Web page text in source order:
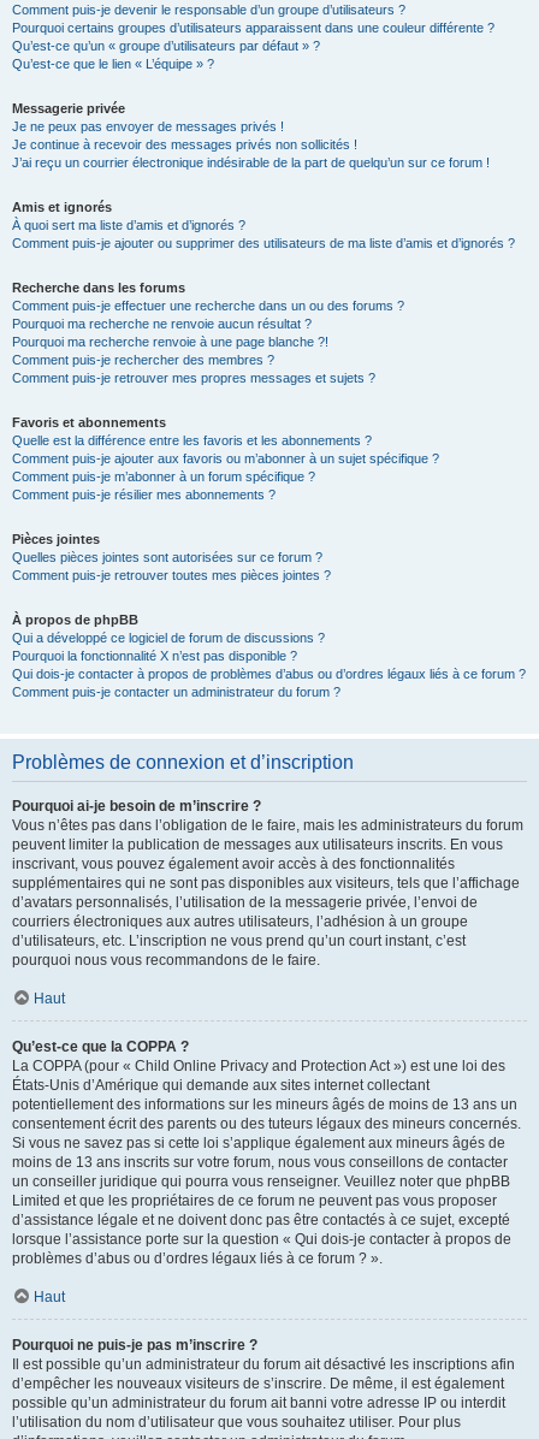
Comment puis-je devenir le responsable d’un groupe d’utilisateurs ?
Pourquoi certains groupes d’utilisateurs apparaissent dans une couleur différente ?
Qu’est-ce qu’un « groupe d’utilisateurs par défaut » ?
Qu’est-ce que le lien « L’équipe » ?
Messagerie privée
Je ne peux pas envoyer de messages privés !
Je continue à recevoir des messages privés non sollicités !
J’ai reçu un courrier électronique indésirable de la part de quelqu’un sur ce forum !
Amis et ignorés
À quoi sert ma liste d’amis et d’ignorés ?
Comment puis-je ajouter ou supprimer des utilisateurs de ma liste d’amis et d’ignorés ?
Recherche dans les forums
Comment puis-je effectuer une recherche dans un ou des forums ?
Pourquoi ma recherche ne renvoie aucun résultat ?
Pourquoi ma recherche renvoie à une page blanche ?!
Comment puis-je rechercher des membres ?
Comment puis-je retrouver mes propres messages et sujets ?
Favoris et abonnements
Quelle est la différence entre les favoris et les abonnements ?
Comment puis-je ajouter aux favoris ou m’abonner à un sujet spécifique ?
Comment puis-je m’abonner à un forum spécifique ?
Comment puis-je résilier mes abonnements ?
Pièces jointes
Quelles pièces jointes sont autorisées sur ce forum ?
Comment puis-je retrouver toutes mes pièces jointes ?
À propos de phpBB
Qui a développé ce logiciel de forum de discussions ?
Pourquoi la fonctionnalité X n’est pas disponible ?
Qui dois-je contacter à propos de problèmes d’abus ou d’ordres légaux liés à ce forum ?
Comment puis-je contacter un administrateur du forum ?
Problèmes de connexion et d’inscription
Pourquoi ai-je besoin de m’inscrire ?
Vous n’êtes pas dans l’obligation de le faire, mais les administrateurs du forum
peuvent limiter la publication de messages aux utilisateurs inscrits. En vous
inscrivant, vous pouvez également avoir accès à des fonctionnalités
supplémentaires qui ne sont pas disponibles aux visiteurs, tels que l’affichage
d’avatars personnalisés, l’utilisation de la messagerie privée, l’envoi de
courriers électroniques aux autres utilisateurs, l’adhésion à un groupe
d’utilisateurs, etc. L’inscription ne vous prend qu’un court instant, c’est
pourquoi nous vous recommandons de le faire.
Haut
Qu’est-ce que la COPPA ?
La COPPA (pour « Child Online Privacy and Protection Act ») est une loi des
États-Unis d’Amérique qui demande aux sites internet collectant
potentiellement des informations sur les mineurs âgés de moins de 13 ans un
consentement écrit des parents ou des tuteurs légaux des mineurs concernés.
Si vous ne savez pas si cette loi s’applique également aux mineurs âgés de
moins de 13 ans inscrits sur votre forum, nous vous conseillons de contacter
un conseiller juridique qui pourra vous renseigner. Veuillez noter que phpBB
Limited et que les propriétaires de ce forum ne peuvent pas vous proposer
d’assistance légale et ne doivent donc pas être contactés à ce sujet, excepté
lorsque l’assistance porte sur la question « Qui dois-je contacter à propos de
problèmes d’abus ou d’ordres légaux liés à ce forum ? ».
Haut
Pourquoi ne puis-je pas m’inscrire ?
Il est possible qu’un administrateur du forum ait désactivé les inscriptions afin
d’empêcher les nouveaux visiteurs de s’inscrire. De même, il est également
possible qu’un administrateur du forum ait banni votre adresse IP ou interdit
l’utilisation du nom d’utilisateur que vous souhaitez utiliser. Pour plus